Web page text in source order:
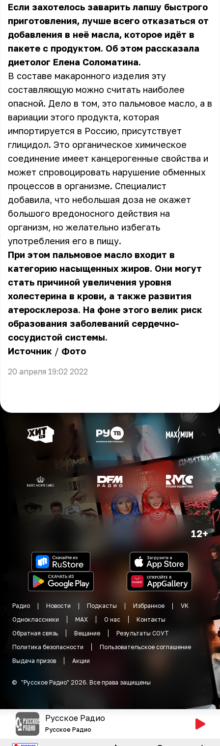
Если захотелось заварить лапшу быстрого
приготовления, лучше всего отказаться от
добавления в неё масла, которое идёт в
пакете с продуктом. Об этом рассказала
диетолог Елена Соломатина.
В составе макаронного изделия эту
составляющую можно считать наиболее
опасной. Дело в том, это пальмовое масло, а в
вариации этого продукта, которая
импортируется в Россию, присутствует
глицидол. Это органическое химическое
соединение имеет канцерогенные свойства и
может спровоцировать нарушение обменных
процессов в организме. Специалист
добавила, что небольшая доза не окажет
большого вредоносного действия на
организм, но желательно избегать
употребления его в пищу.
При этом пальмовое масло входит в
категорию насыщенных жиров. Они могут
стать причиной увеличения уровня
холестерина в крови, а также развития
атеросклероза. На фоне этого велик риск
образования заболеваний сердечно-
сосудистой системы.
Источник / Фото
20 апреля 19:02 2022
12+
Радио Новости Подкасты Избранное
VK
Одноклассники
MAX О нас
Контакты
Обратная связь
Вещание
Результаты СОУТ
Политика безопасности
Пользовательское соглашение
Выдача призов
Акции
© "Русское Радио" 2026. Все права защищены
Русское Радио
Русское Радио